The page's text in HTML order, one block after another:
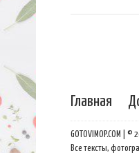
Главная
GOTOVIMOP.COM | ©
Все тексты,